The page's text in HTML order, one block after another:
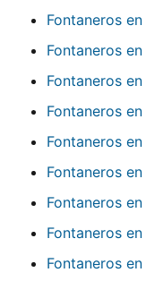
Fontaneros en
Fontaneros en
Fontaneros en
Fontaneros en
Fontaneros en
Fontaneros en
Fontaneros en
Fontaneros en
Fontaneros en